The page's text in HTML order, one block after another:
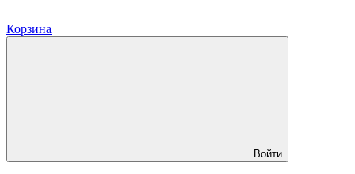
Корзина
Войти